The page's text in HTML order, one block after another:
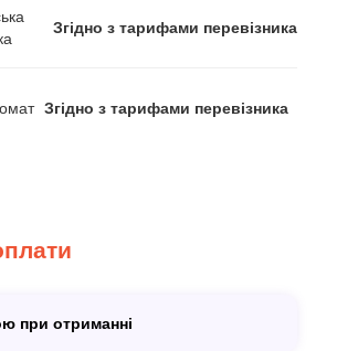
Згідно з тарифами перевізника
Згідно з тарифами перевізника
при отриманні